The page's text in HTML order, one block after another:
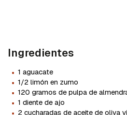
Ingredientes
· 1 aguacate
· 1/2 limón en zumo
· 120 gramos de pulpa de
· 1 diente de ajo
2 cucharadas de aceite de oliva